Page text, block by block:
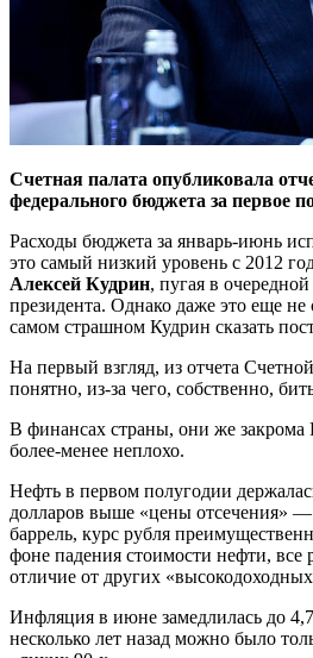
Счетная палата опубликовала
федерального бюджета за первое
Расходы бюджета за январь-июнь
это самый низкий уровень с 2012
Алексей Кудрин, пугая в
президента. Однако даже это еще
самом страшном Кудрин сказать
На первый взгляд, из отчета
понятно, из-за чего, собственно,
В финансах страны, они же
более-менее неплохо.
Нефть в первом полугодии
долларов выше «цены отсечения» —
баррель, курс рубля
фоне падения стоимости нефти, все
отличие от других
Инфляция в июне замедлилась до
несколько лет назад можно было